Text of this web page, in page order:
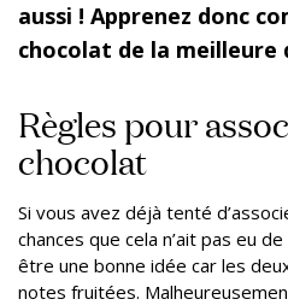
aussi ! Apprenez donc
chocolat de la meilleure
Règles pour
chocolat
Si vous avez déjà tenté
chances que cela n’ait pas eu
être une bonne idée car les
notes fruitées.